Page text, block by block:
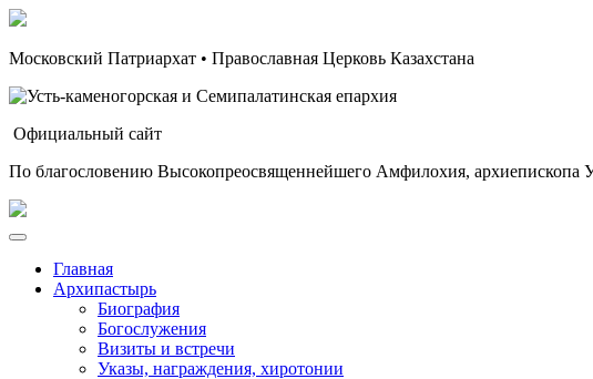
Московский Патриархат • Православная Церковь Казахстана
Официальный сайт
По благословению Высокопреосвященнейшего Амфилохия, архиепископа
Главная
Архипастырь
Биография
Богослужения
Визиты и встречи
Указы, награждения, хиротонии